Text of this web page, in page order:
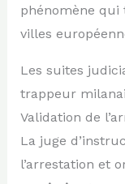
phénomène qui
villes
Les suites
trappeur
Validation de
La juge
l’arrestation et